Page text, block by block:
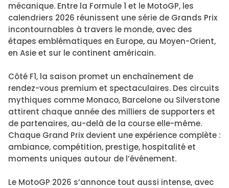
mécanique. Entre la Formule 1 et le MotoGP, les
calendriers 2026 réunissent une série de Grands Prix
incontournables à travers le monde, avec des
étapes emblématiques en Europe, au Moyen-Orient,
en Asie et sur le continent américain.
Côté F1, la saison promet un enchaînement de
rendez-vous premium et spectaculaires. Des circuits
mythiques comme Monaco, Barcelone ou Silverstone
attirent chaque année des milliers de supporters et
de partenaires, au-delà de la course elle-même.
Chaque Grand Prix devient une expérience complète :
ambiance, compétition, prestige, hospitalité et
moments uniques autour de l’événement.
Le MotoGP 2026 s’annonce tout aussi intense, avec